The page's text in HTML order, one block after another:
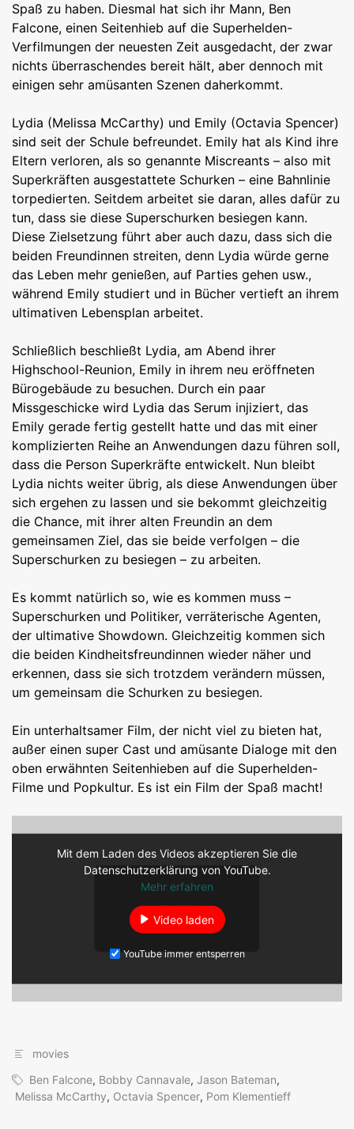
Spaß zu haben. Diesmal hat sich ihr Mann, Ben
Falcone, einen Seitenhieb auf die Superhelden-
Verfilmungen der neuesten Zeit ausgedacht, der zwar
nichts überraschendes bereit hält, aber dennoch mit
einigen sehr amüsanten Szenen daherkommt.
Lydia (Melissa McCarthy) und Emily (Octavia Spencer)
sind seit der Schule befreundet. Emily hat als Kind ihre
Eltern verloren, als so genannte Miscreants – also mit
Superkräften ausgestattete Schurken – eine Bahnlinie
torpedierten. Seitdem arbeitet sie daran, alles dafür zu
tun, dass sie diese Superschurken besiegen kann.
Diese Zielsetzung führt aber auch dazu, dass sich die
beiden Freundinnen streiten, denn Lydia würde gerne
das Leben mehr genießen, auf Parties gehen usw.,
während Emily studiert und in Bücher vertieft an ihrem
ultimativen Lebensplan arbeitet.
Schließlich beschließt Lydia, am Abend ihrer
Highschool-Reunion, Emily in ihrem neu eröffneten
Bürogebäude zu besuchen. Durch ein paar
Missgeschicke wird Lydia das Serum injiziert, das
Emily gerade fertig gestellt hatte und das mit einer
komplizierten Reihe an Anwendungen dazu führen soll,
dass die Person Superkräfte entwickelt. Nun bleibt
Lydia nichts weiter übrig, als diese Anwendungen über
sich ergehen zu lassen und sie bekommt gleichzeitig
die Chance, mit ihrer alten Freundin an dem
gemeinsamen Ziel, das sie beide verfolgen – die
Superschurken zu besiegen – zu arbeiten.
Es kommt natürlich so, wie es kommen muss –
Superschurken und Politiker, verräterische Agenten,
der ultimative Showdown. Gleichzeitig kommen sich
die beiden Kindheitsfreundinnen wieder näher und
erkennen, dass sie sich trotzdem verändern müssen,
um gemeinsam die Schurken zu besiegen.
Ein unterhaltsamer Film, der nicht viel zu bieten hat,
außer einen super Cast und amüsante Dialoge mit den
oben erwähnten Seitenhieben auf die Superhelden-
Filme und Popkultur. Es ist ein Film der Spaß macht!
Mit dem Laden des Videos akzeptieren Sie die
Datenschutzerklärung von YouTube.
Mehr erfahren
Video laden
YouTube immer entsperren
movies
Ben Falcone, Bobby Cannavale, Jason Bateman,
Melissa McCarthy, Octavia Spencer, Pom Klementieff